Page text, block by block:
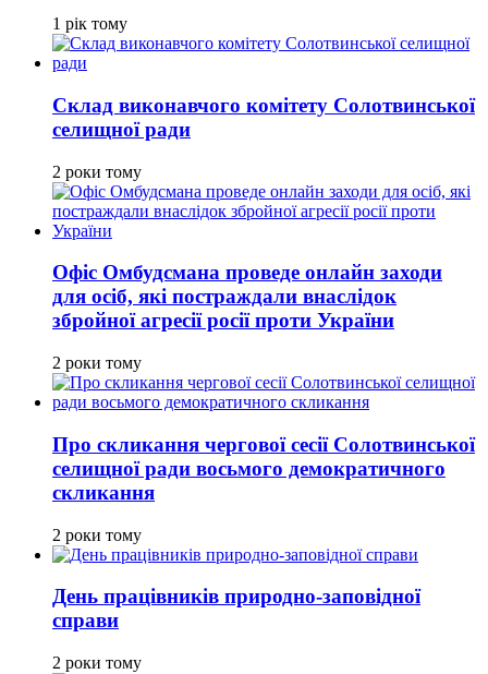
1 рік тому
Склад виконавчого комітету Солотвинської
селищної ради
2 роки тому
Офіс Омбудсмана проведе онлайн заходи
для осіб, які постраждали внаслідок
збройної агресії росії проти України
2 роки тому
Про скликання чергової сесії Солотвинської
селищної ради восьмого демократичного
скликання
2 роки тому
День працівників природно-заповідної
справи
2 роки тому